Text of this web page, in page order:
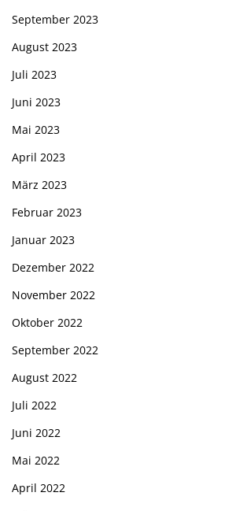
September 2023
August 2023
Juli 2023
Juni 2023
Mai 2023
April 2023
März 2023
Februar 2023
Januar 2023
Dezember 2022
November 2022
Oktober 2022
September 2022
August 2022
Juli 2022
Juni 2022
Mai 2022
April 2022